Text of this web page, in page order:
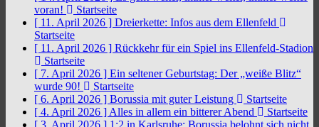
voran!
Startseite
[ 11. April 2026 ] Dreierkette: Infos aus dem Ellenfeld
Startseite
[ 11. April 2026 ] Rückkehr für ein Spiel ins Ellenfeld-Stadion
Startseite
[ 7. April 2026 ] Ein seltener Geburtstag: Der „weiße Blitz“
wurde 90!
Startseite
[ 6. April 2026 ] Borussia mit guter Leistung
Startseite
[ 4. April 2026 ] Alles in allem ein bitterer Abend
Startseite
[ 3. April 2026 ] 1:2 in Karlsruhe: Borussia belohnt sich nicht